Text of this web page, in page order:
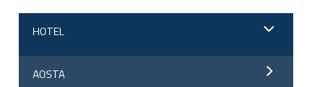
HOTEL
AOSTA